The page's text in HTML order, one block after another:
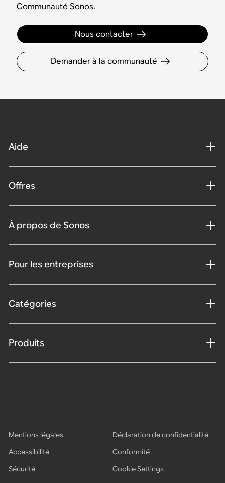
Communauté Sonos.
Nous contacter
Demander à la communauté
Aide
Offres
À propos de Sonos
Pour les entreprises
Catégories
Produits
Mentions légales
Déclaration de confidentialité
Accessibilité
Conformité
Sécurité
Cookie Settings